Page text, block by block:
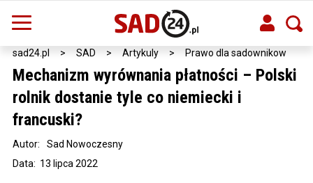
sad24.pl > SAD > Artykuly > Prawo dla sadownikow
Mechanizm wyrównania płatności – Polski
rolnik dostanie tyle co niemiecki i
francuski?
Data: 13 lipca 2022
Autor: Sad Nowoczesny